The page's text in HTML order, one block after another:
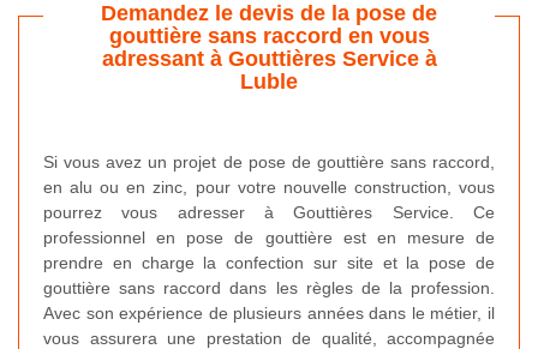
Demandez le devis de la pose de
gouttière sans raccord en vous
adressant à Gouttières Service à
Luble
Si vous avez un projet de pose de gouttière sans raccord,
en alu ou en zinc, pour votre nouvelle construction, vous
pourrez vous adresser à Gouttières Service. Ce
professionnel en pose de gouttière est en mesure de
prendre en charge la confection sur site et la pose de
gouttière sans raccord dans les règles de la profession.
Avec son expérience de plusieurs années dans le métier, il
vous assurera une prestation de qualité, accompagnée